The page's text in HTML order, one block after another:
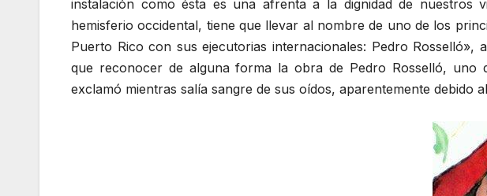
instalación como ésta es una afrenta a la dignidad de nuestros
hemisferio occidental, tiene que llevar al nombre de uno de los
Puerto Rico con sus ejecutorias internacionales: Pedro
que reconocer de alguna forma la obra de Pedro Rosselló,
exclamó mientras salía sangre de sus oídos, aparentemente debido